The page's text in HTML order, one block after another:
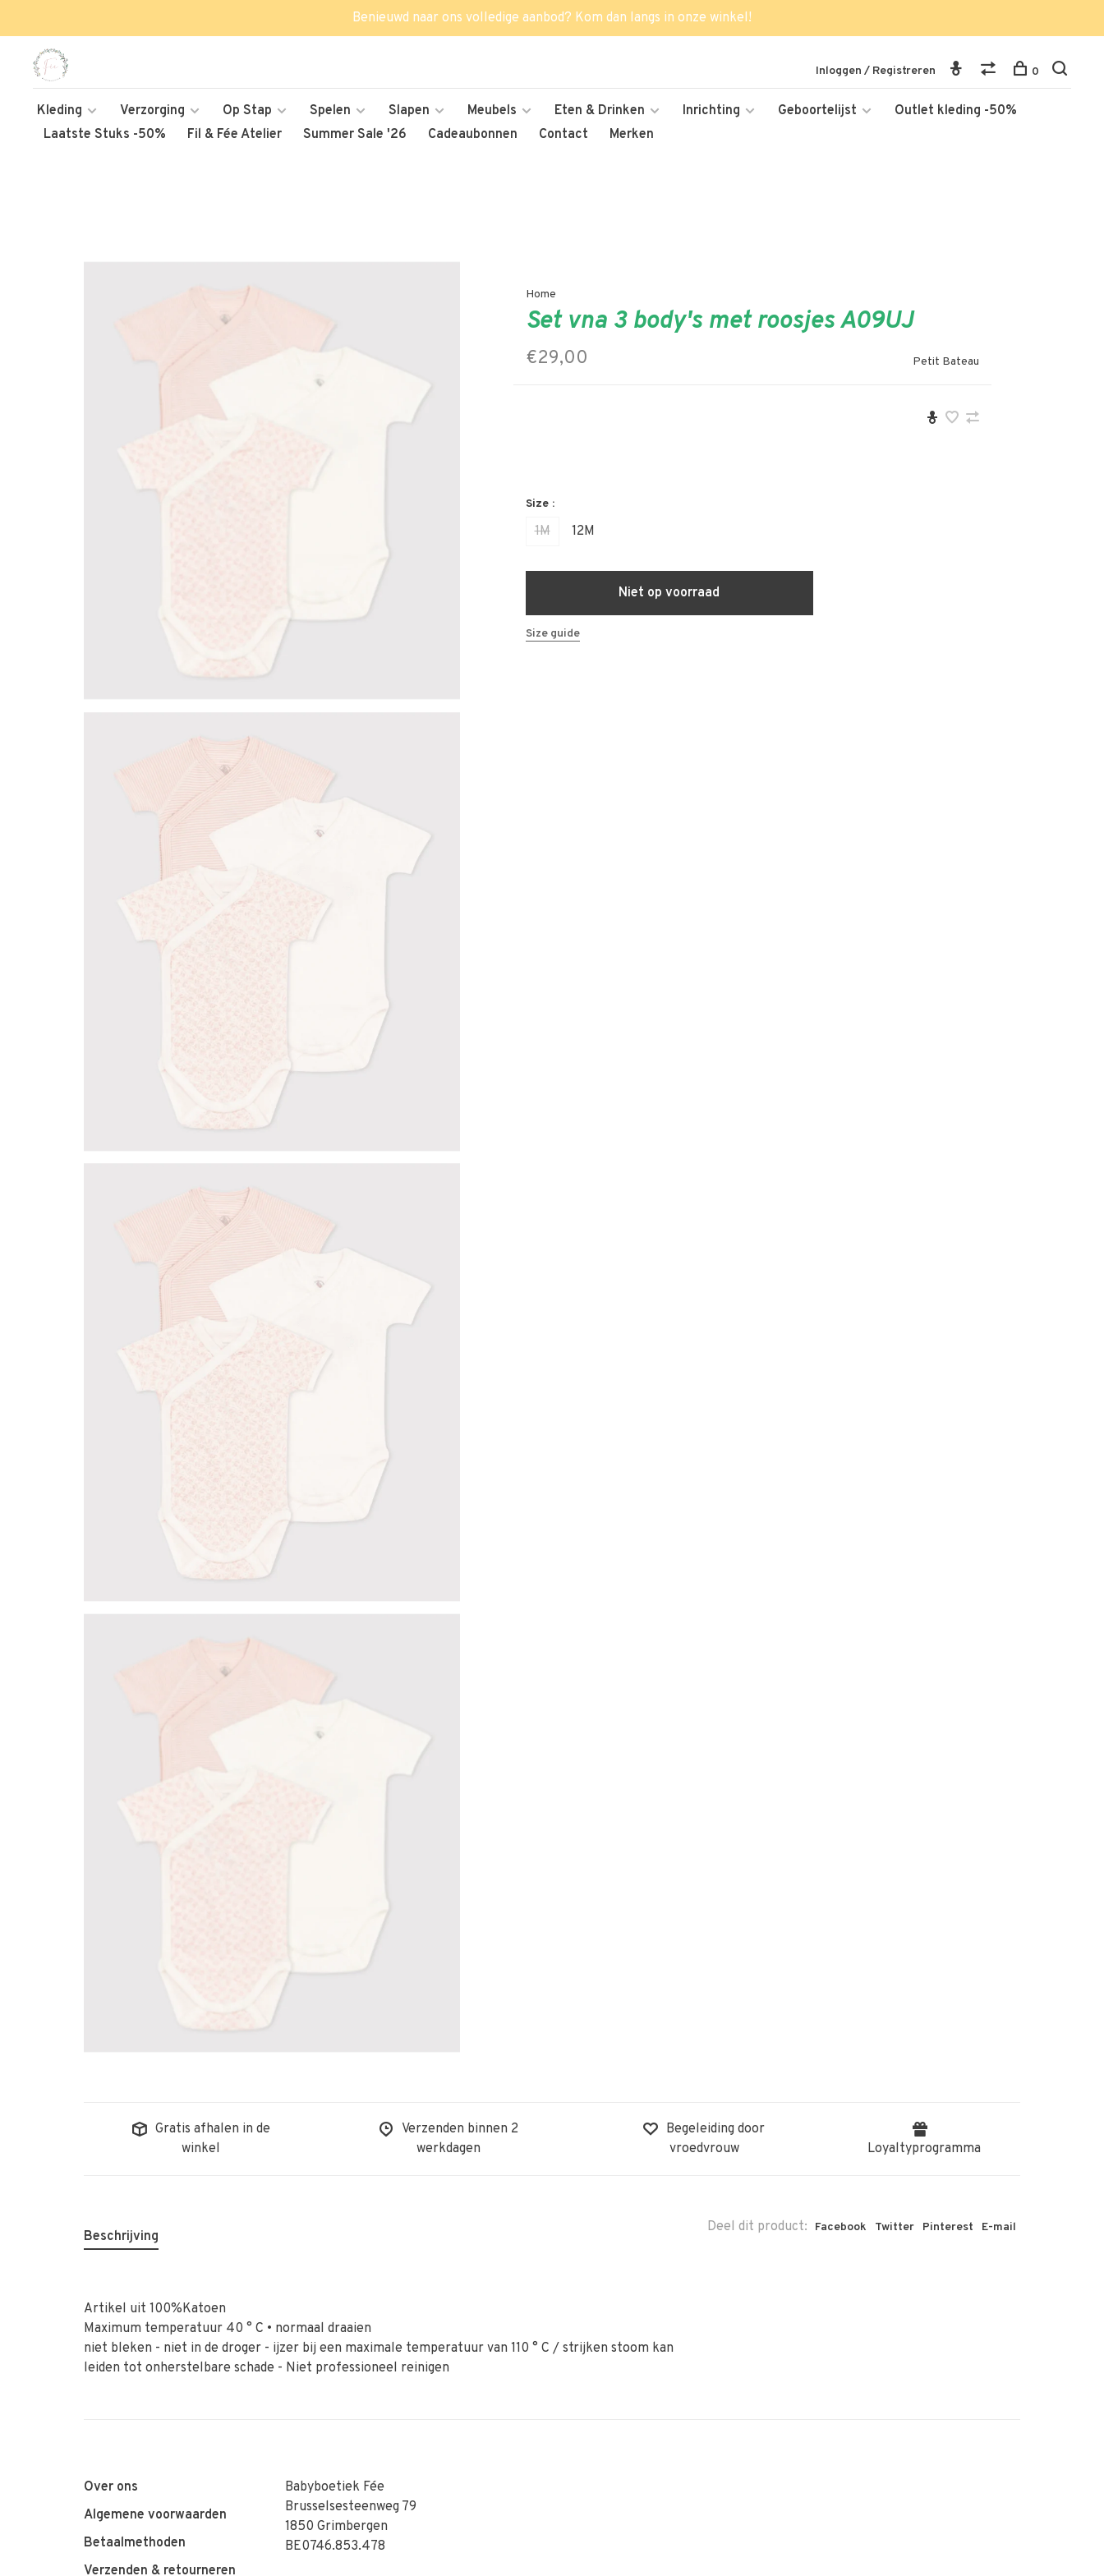
Benieuwd naar ons volledige aanbod? Kom dan langs in onze winkel!
Kleding Verzorging Op Stap Spelen Slapen Meubels Eten & Drinken Inrichting Geboortelijst
Outlet kleding -50%
Laatste Stuks -50%
Fil & Fée Atelier Summer Sale '26 Cadeaubonnen Contact Merken
Inloggen / Registreren 0
Home
Set vna 3 body's met roosjes A09UJ
€29,00 Petit Bateau
Size :
1M 12M
Niet op voorraad
Size guide
Gratis afhalen in de
winkel
Verzenden binnen 2
werkdagen
Begeleiding door
vroedvrouw
Loyaltyprogramma
Deel dit product: Facebook Twitter Pinterest E-mail
Beschrijving
Artikel uit 100%Katoen
Maximum temperatuur 40 ° C • normaal draaien
niet bleken - niet in de droger - ijzer bij een maximale temperatuur van 110 ° C / strijken stoom kan
leiden tot onherstelbare schade - Niet professioneel reinigen
Over ons
Algemene voorwaarden
Betaalmethoden
Verzenden & retourneren
Babyboetiek Fée
Brusselsesteenweg 79
1850 Grimbergen
BE0746.853.478